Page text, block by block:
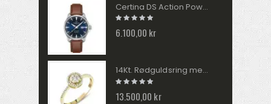
Certina DS Action Powermatic 80 Herre Ur C032.430.16.041.00
6.100,00 kr
14Kt. Rødguldsring med 0,31ct. W/SI brillanter RA024905
13.500,00 kr